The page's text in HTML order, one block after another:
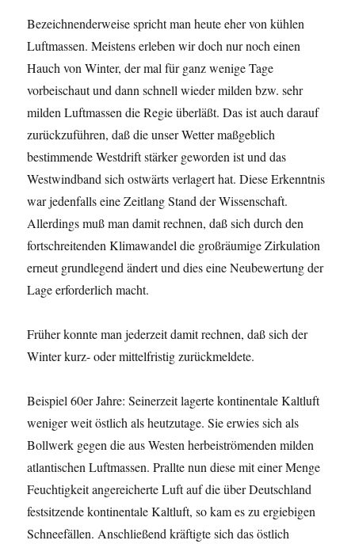
Bezeichnenderweise spricht man heute eher von kühlen
Luftmassen. Meistens erleben wir doch nur noch einen
Hauch von Winter, der mal für ganz wenige Tage
vorbeischaut und dann schnell wieder milden bzw. sehr
milden Luftmassen die Regie überläßt. Das ist auch darauf
zurückzuführen, daß die unser Wetter maßgeblich
bestimmende Westdrift stärker geworden ist und das
Westwindband sich ostwärts verlagert hat. Diese Erkenntnis
war jedenfalls eine Zeitlang Stand der Wissenschaft.
Allerdings muß man damit rechnen, daß sich durch den
fortschreitenden Klimawandel die großräumige Zirkulation
erneut grundlegend ändert und dies eine Neubewertung der
Lage erforderlich macht.
Früher konnte man jederzeit damit rechnen, daß sich der
Winter kurz- oder mittelfristig zurückmeldete.
Beispiel 60er Jahre: Seinerzeit lagerte kontinentale Kaltluft
weniger weit östlich als heutzutage. Sie erwies sich als
Bollwerk gegen die aus Westen herbeiströmenden milden
atlantischen Luftmassen. Prallte nun diese mit einer Menge
Feuchtigkeit angereicherte Luft auf die über Deutschland
festsitzende kontinentale Kaltluft, so kam es zu ergiebigen
Schneefällen. Anschließend kräftigte sich das östlich